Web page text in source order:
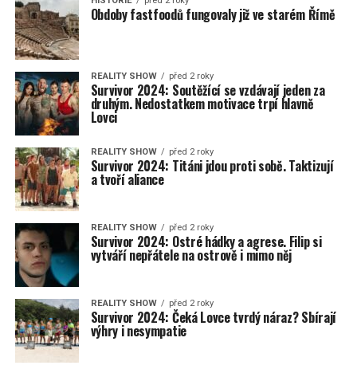
Obdoby fastfoodů fungovaly již ve starém Římě
REALITY SHOW před 2 roky
Survivor 2024: Soutěžící se vzdávají jeden za
druhým. Nedostatkem motivace trpí hlavně
Lovci
REALITY SHOW před 2 roky
Survivor 2024: Titáni jdou proti sobě. Taktizují
a tvoří aliance
REALITY SHOW před 2 roky
Survivor 2024: Ostré hádky a agrese. Filip si
vytváří nepřátele na ostrově i mimo něj
REALITY SHOW před 2 roky
Survivor 2024: Čeká Lovce tvrdý náraz? Sbírají
výhry i nesympatie